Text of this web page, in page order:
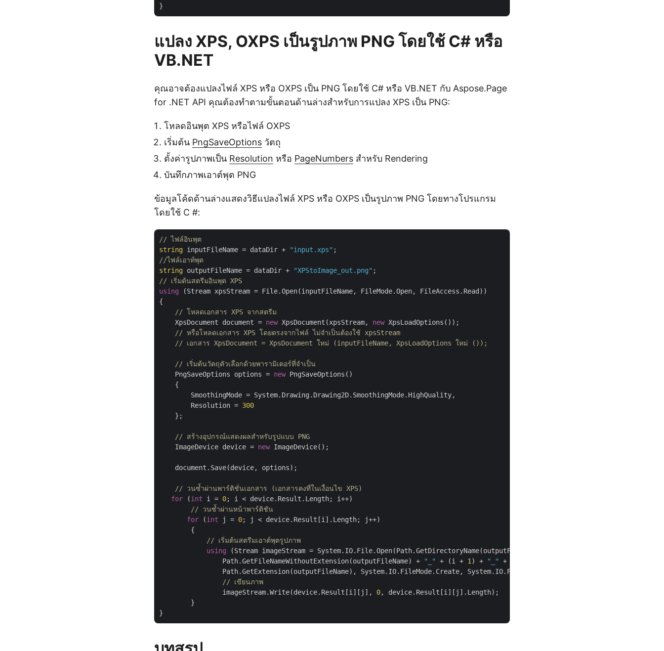
แปลง XPS, OXPS เป็นรูปภาพ PNG โดยใช้ C# หรือ
VB.NET
คุณอาจต้องแปลงไฟล์ XPS หรือ OXPS เป็น PNG โดยใช้ C# หรือ VB.NET กับ Aspose.Page
for .NET API คุณต้องทำตามขั้นตอนด้านล่างสำหรับการแปลง XPS เป็น PNG:
โหลดอินพุต XPS หรือไฟล์ OXPS
เริ่มต้น PngSaveOptions วัตถุ
ตั้งค่ารูปภาพเป็น Resolution หรือ PageNumbers สำหรับ Rendering
บันทึกภาพเอาต์พุต PNG
ข้อมูลโค้ดด้านล่างแสดงวิธีแปลงไฟล์ XPS หรือ OXPS เป็นรูปภาพ PNG โดยทางโปรแกรม
โดยใช้ C #:
// ไฟล์อินพุต
string inputFileName = dataDir + "input.xps"
//ไฟล์เอาท์พุต
string outputFileName = dataDir + "XPStoImage_out.png"
// เริ่มต้นสตรีมอินพุต XPS
using (Stream xpsStream = File.Open(inputFileName, FileMode.Open, FileAccess.Read))
{
// โหลดเอกสาร XPS จากสตรีม
    XpsDocument document =
new XpsDocument(xpsStream, new XpsLoadOptions());
// หรือโหลดเอกสาร XPS โดยตรงจากไฟล์ ไม่จำเป็นต้องใช้ xpsStream
// เอกสาร XpsDocument = XpsDocument ใหม่ (inputFileName, XpsLoadOptions ใหม่ ());
// เริ่มต้นวัตถุตัวเลือกด้วยพารามิเตอร์ที่จำเป็น
    PngSaveOptions options =
new PngSaveOptions()
    {
        SmoothingMode = System.Drawing.Drawing2D.SmoothingMode.HighQuality,
        Resolution =
300
    };
// สร้างอุปกรณ์แสดงผลสำหรับรูปแบบ PNG
    ImageDevice device =
new ImageDevice();
    document.Save(device, options);
// วนซ้ำผ่านพาร์ติชั่นเอกสาร (เอกสารคงที่ในเงื่อนไข XPS)
for (int i = 0; i < device.Result.Length; i++)
// วนซ้ำผ่านหน้าพาร์ติชัน
for (int j = 0; j < device.Result[i].Length; j++)
        {
// เริ่มต้นสตรีมเอาต์พุตรูปภาพ
using (Stream imageStream = System.IO.File.Open(Path.GetDirectoryName(outputFileName) +
                Path.GetFileNameWithoutExtension(outputFileName) +
"_" + (i + 1 ) + "_" + (j +
                Path.GetExtension(outputFileName), System.IO.FileMode.Create, System.IO.FileAccess.Write))
// เขียนภาพ
                imageStream.Write(device.Result[i][j],
0, device.Result[i][j].Length);
        }